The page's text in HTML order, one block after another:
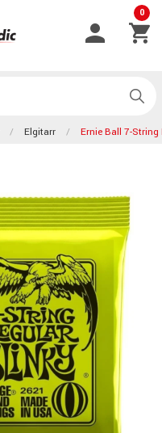
0
Elgitarr Ernie Ball 7-